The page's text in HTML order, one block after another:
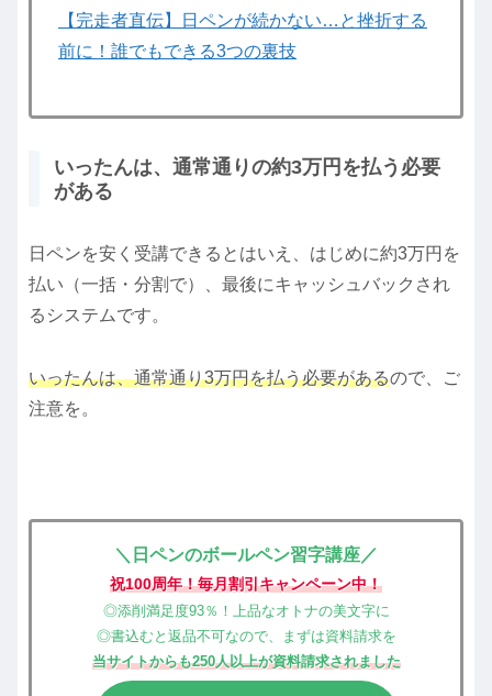
【完走者直伝】日ペンが続かない…と挫折する
前に！誰でもできる3つの裏技
いったんは、通常通りの約3万円を払う必要
がある
日ペンを安く受講できるとはいえ、はじめに約3万円を
払い（一括・分割で）、最後にキャッシュバックされ
るシステムです。
いったんは、通常通り3万円を払う必要があるので、ご
注意を。
＼日ペンのボールペン習字講座／
祝100周年！毎月割引キャンペーン中！
◎添削満足度93％！上品なオトナの美文字に
◎書込むと返品不可なので、まずは資料請求を
当サイトからも250人以上が資料請求されました